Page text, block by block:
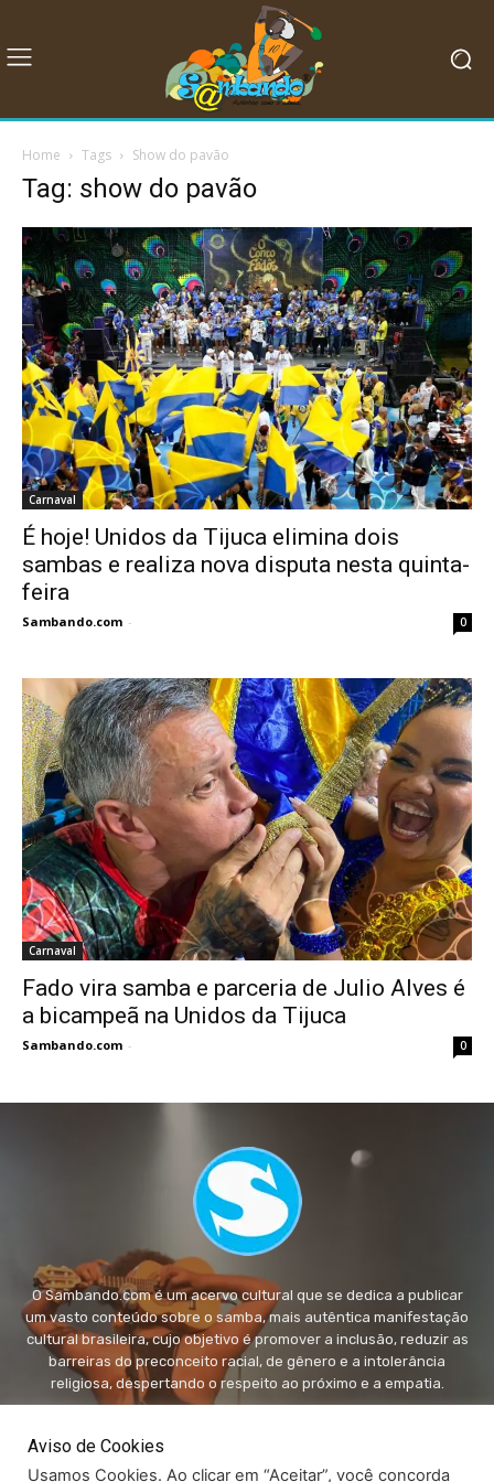
Home Tags Show do pavão
Tag: show do pavão
Carnaval
É hoje! Unidos da Tijuca elimina dois
sambas e realiza nova disputa nesta quinta-
feira
Sambando.com - 0
Carnaval
Fado vira samba e parceria de Julio Alves é
a bicampeã na Unidos da Tijuca
Sambando.com - 0
O Sambando.com é um acervo cultural que se dedica a publicar
um vasto conteúdo sobre o samba, mais autêntica manifestação
cultural brasileira, cujo objetivo é promover a inclusão, reduzir as
barreiras do preconceito racial, de gênero e a intolerância
religiosa, despertando o respeito ao próximo e a empatia.
Aviso de Cookies
Usamos Cookies. Ao clicar em “Aceitar”, você concorda